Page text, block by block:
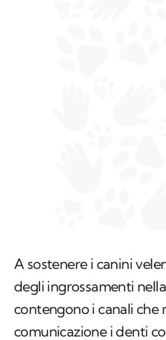
A sostenere i canini
degli ingrossamenti
contengono i canali che
comunicazione i denti